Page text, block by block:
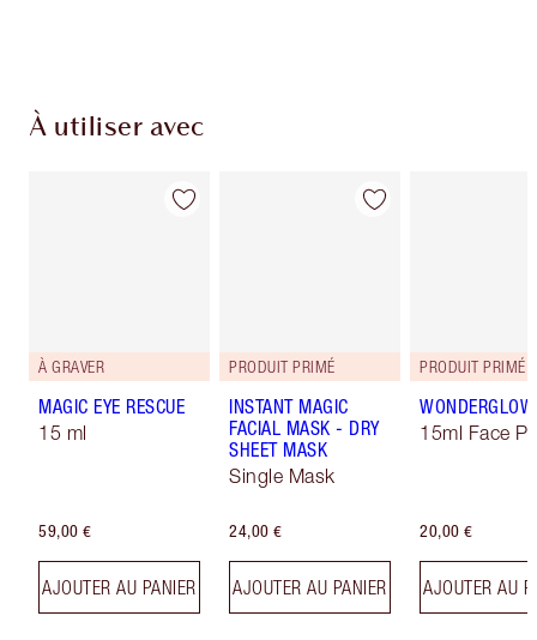
À utiliser avec
À GRAVER
MAGIC EYE RESCUE
15 ml
59,00 €
AJOUTER AU PANIER
PRODUIT PRIMÉ
INSTANT MAGIC
FACIAL MASK - DRY
SHEET MASK
Single Mask
24,00 €
AJOUTER AU PANIER
PRODUIT PRIMÉ
WONDERGLOW
15ml Face
20,00 €
AJOUTER AU